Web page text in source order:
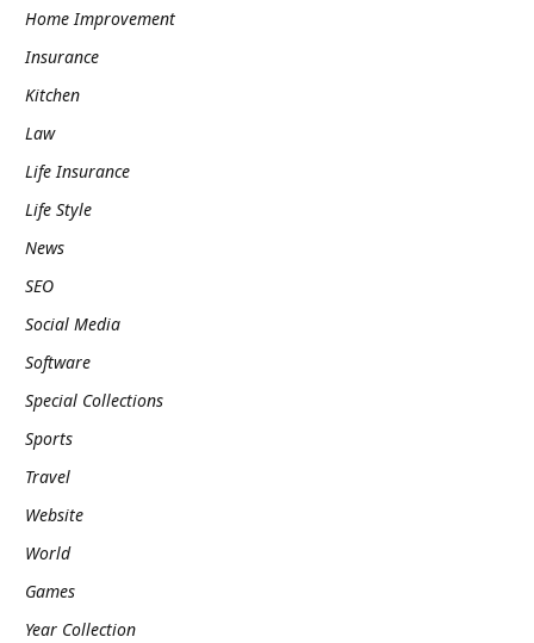
Home Improvement
Insurance
Kitchen
Law
Life Insurance
Life Style
News
SEO
Social Media
Software
Special Collections
Sports
Travel
Website
World
Games
Year Collection